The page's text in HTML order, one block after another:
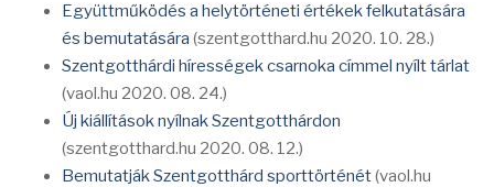
Együttműködés a helytörténeti értékek felkutatására
és bemutatására (szentgotthard.hu 2020. 10. 28.)
Szentgotthárdi hírességek csarnoka címmel nyílt tárlat
(vaol.hu 2020. 08. 24.)
Új kiállítások nyílnak Szentgotthárdon
(szentgotthard.hu 2020. 08. 12.)
Bemutatják Szentgotthárd sporttörténét(vaol.hu